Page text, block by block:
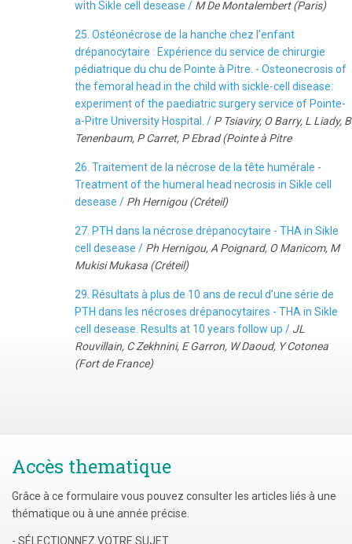
with Sikle cell desease / M De Montalembert (Paris)
25. Ostéonécrose de la hanche chez l’enfant
drépanocytaire : Expérience du service de chirurgie
pédiatrique du chu de Pointe à Pitre. - Osteonecrosis of
the femoral head in the child with sickle-cell disease:
experiment of the paediatric surgery service of Pointe-
a-Pitre University Hospital. / P Tsiaviry, O Barry, L Liady, B
Tenenbaum, P Carret, P Ebrad (Pointe à Pitre
26. Traitement de la nécrose de la tête humérale -
Treatment of the humeral head necrosis in Sikle cell
desease / Ph Hernigou (Créteil)
27. PTH dans la nécrose drépanocytaire - THA in Sikle
cell desease / Ph Hernigou, A Poignard, O Manicom, M
Mukisi Mukasa (Créteil)
29. Résultats à plus de 10 ans de recul d’une série de
PTH dans les nécroses drépanocytaires - THA in Sikle
cell desease. Results at 10 years follow up / JL
Rouvillain, C Zekhnini, E Garron, W Daoud, Y Cotonea
(Fort de France)
Accès thematique
Grâce à ce formulaire vous pouvez consulter les articles liés à une
thématique ou à une année précise.
- SÉLECTIONNEZ VOTRE SUJET